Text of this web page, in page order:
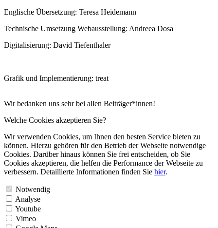
Englische Übersetzung: Teresa Heidemann
Technische Umsetzung Webausstellung: Andreea Dosa
Digitalisierung: David Tiefenthaler
Grafik und Implementierung: treat
Wir bedanken uns sehr bei allen Beiträger*innen!
Welche Cookies akzeptieren Sie?
Wir verwenden Cookies, um Ihnen den besten Service bieten zu
können. Hierzu gehören für den Betrieb der Webseite notwendige
Cookies. Darüber hinaus können Sie frei entscheiden, ob Sie
Cookies akzeptieren, die helfen die Performance der Webseite zu
verbessern. Detaillierte Informationen finden Sie hier.
Notwendig
Analyse
Youtube
Vimeo